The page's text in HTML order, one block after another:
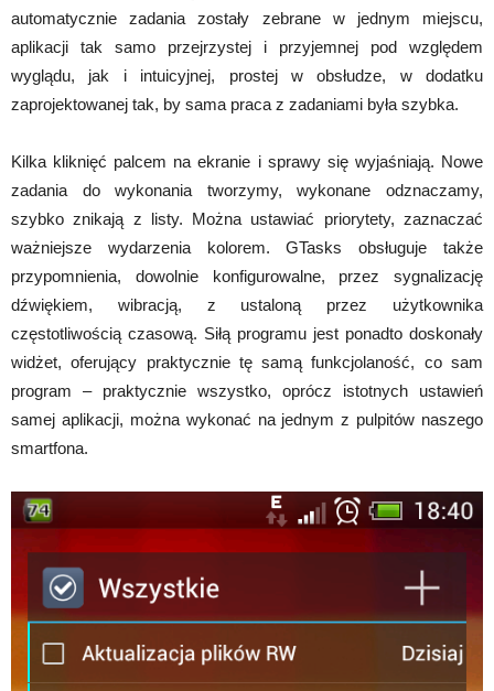
automatycznie zadania zostały zebrane w jednym miejscu,
aplikacji tak samo przejrzystej i przyjemnej pod względem
wyglądu, jak i intuicyjnej, prostej w obsłudze, w dodatku
zaprojektowanej tak, by sama praca z zadaniami była szybka.
Kilka kliknięć palcem na ekranie i sprawy się wyjaśniają. Nowe
zadania do wykonania tworzymy, wykonane odznaczamy,
szybko znikają z listy. Można ustawiać priorytety, zaznaczać
ważniejsze wydarzenia kolorem. GTasks obsługuje także
przypomnienia, dowolnie konfigurowalne, przez sygnalizację
dźwiękiem, wibracją, z ustaloną przez użytkownika
częstotliwością czasową. Siłą programu jest ponadto doskonały
widżet, oferujący praktycznie tę samą funkcjolaność, co sam
program – praktycznie wszystko, oprócz istotnych ustawień
samej aplikacji, można wykonać na jednym z pulpitów naszego
smartfona.